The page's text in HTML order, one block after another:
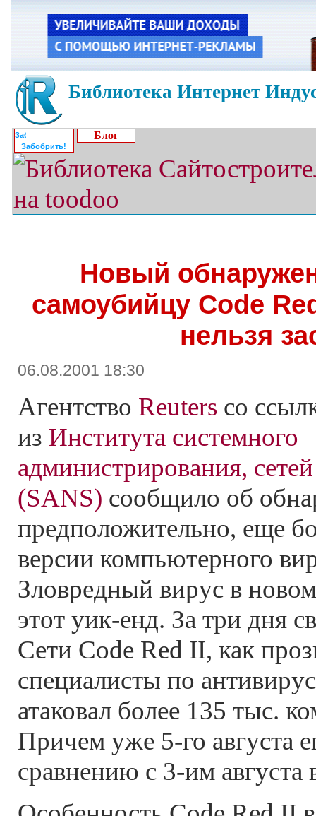
Библиотека Интернет
Забобрить!
Блог
Новый
самоубийцу Code
нельзя
06.08.2001 18:30
Агентство Reuters со
из Института системного
администрирования,
(SANS) сообщило об
предположительно, еще
версии компьютерного
Зловредный вирус в
этот уик-енд. За три дня
Сети Code Red II, как
специалисты по
атаковал более 135 тыс.
Причем уже 5-го августа
сравнению с 3-им